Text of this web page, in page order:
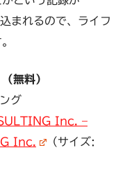
まれるので、ライフ
料）
グ
Inc. –
Inc.
（サイズ: